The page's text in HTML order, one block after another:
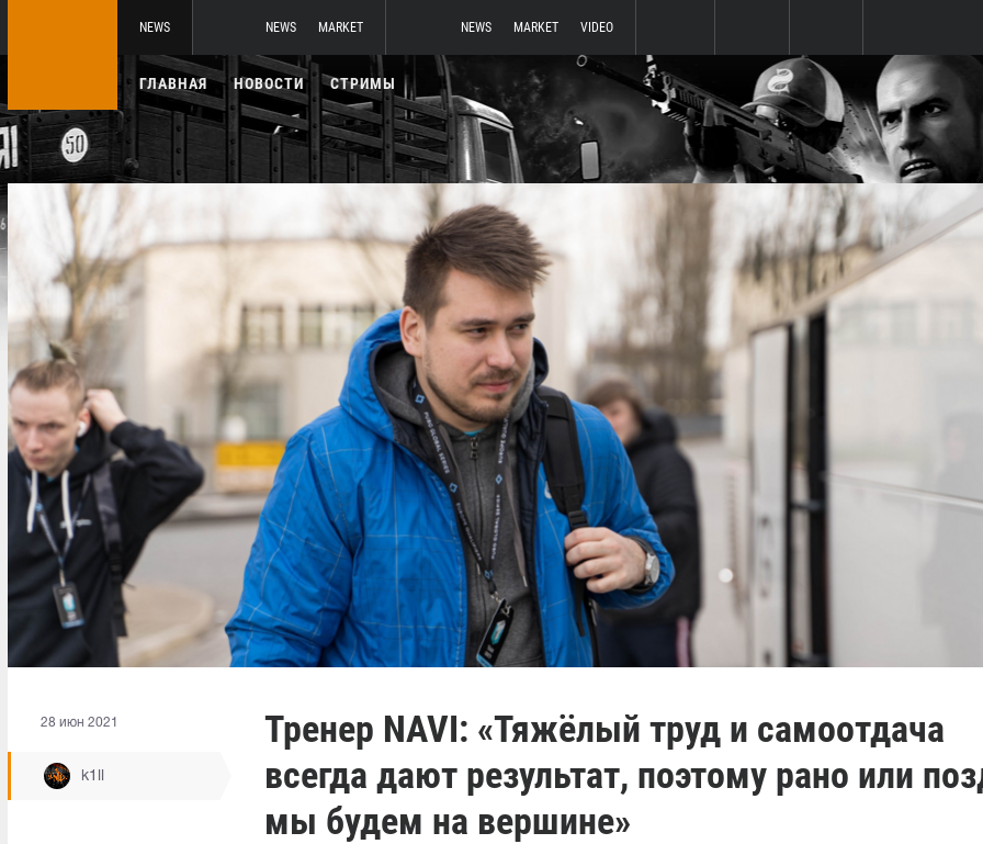
NEWS NEWS MARKET NEWS MARKET VIDEO
ГЛАВНАЯ НОВОСТИ СТРИМЫ
28 июн 2021
k1ll
Тренер NAVI: «Тяжёлый труд и самоотдача
всегда дают результат, поэтому рано или
мы будем на вершине»